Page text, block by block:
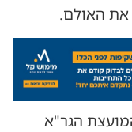
האולם.
הגר"א